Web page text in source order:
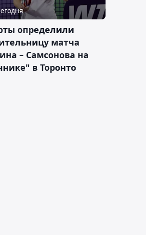
определили
матча
– Самсонова на
в Торонто